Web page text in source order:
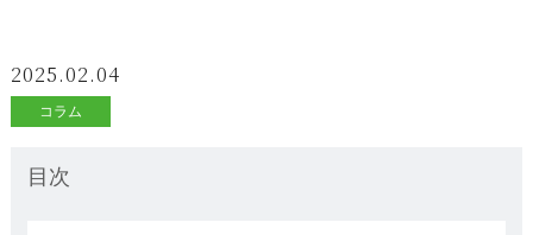
2025.02.04
コラム
目次